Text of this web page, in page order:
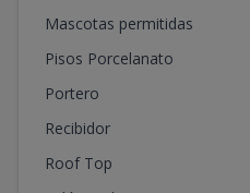
Mascotas permitidas
Pisos Porcelanato
Portero
Recibidor
Roof Top